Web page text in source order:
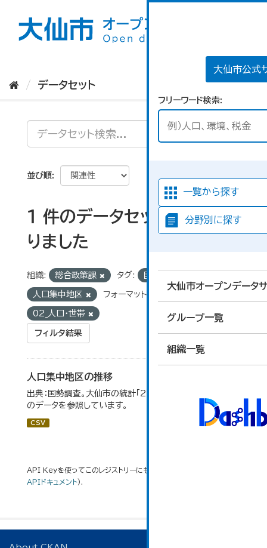
大仙市公式
フリーワード検索
一覧から探す
分野別に探す
大仙市オープンデータ
グループ一覧
組織一覧
データセット
並び順
1 件のデータセットが見つか
りました
組織: 総合政策課 タグ: 国勢調査
人口集中地区 フォーマット:
02_人口・世帯
フィルタ結果
人口集中地区の推移
出典：国勢調査。大仙市の統計「2-3 人口集中地区の推移」
のデータを参照しています。
CSV
API Keyを使ってこのレジストリーにもアクセス可能です
APIドキュメント).